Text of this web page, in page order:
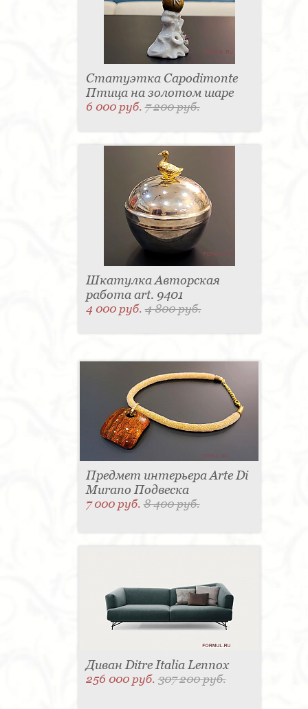
Статуэтка Capodimonte
Птица на золотом шаре
6 000 руб.7 200 руб.
Шкатулка Авторская
работа art. 9401
4 000 руб.4 800 руб.
Предмет интерьера Arte Di
Murano Подвеска
7 000 руб.8 400 руб.
Диван Ditre Italia Lennox
256 000 руб.307 200 руб.